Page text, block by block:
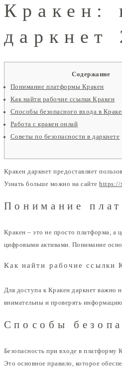
Кракен:
даркнет
Содержание
Понимание платформы Кракен
Как найти рабочие ссылки Кракен
Способы безопасного входа в
Работа с кракен онлай
Советы по безопасности в даркнете
Кракен даркнет предоставляет
Узнать больше можно на сайтеhttps://
Понимание
Кракен – это не просто платформа, а
цифровыми активами. Понимание
Как найти рабочие ссылки
Для доступа к Кракен даркнет важно
внимательны и проверять
Способы
Безопасность при входе в платформу
Это основное правило, которое